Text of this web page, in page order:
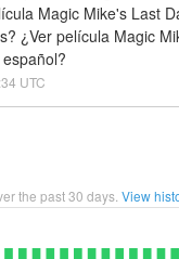
Magic Mike's Last
¿Ver película Magic
UTC
the past30 days. View